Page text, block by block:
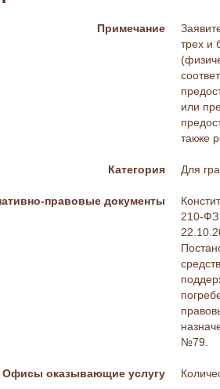
Примечание
трех и
или
также
Категория Для
правовые документы
210-ФЗ
№79.
Офисы оказывающие услугу